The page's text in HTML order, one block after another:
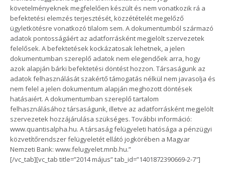
követelményeknek megfelelően készült és nem vonatkozik rá a
befektetési elemzés terjesztését, közzétételét megelőző
ügyletkötésre vonatkozó tilalom sem. A dokumentumból származó
adatok pontosságáért az adatforrásként megjelölt szervezetek
felelősek. A befektetések kockázatosak lehetnek, a jelen
dokumentumban szereplő adatok nem elegendőek arra, hogy
azok alapján bárki befektetési döntést hozzon. Társaságunk az
adatok felhasználását szakértő támogatás nélkül nem javasolja és
nem felel a jelen dokumentum alapján meghozott döntések
hatásaiért. A dokumentumban szereplő tartalom
felhasználásához társaságunk, illetve az adatforrásként megjelölt
szervezetek hozzájárulása szükséges. További információ:
www.quantisalpha.hu. A társaság felügyeleti hatósága a pénzügyi
közvetítőrendszer felügyeletét ellátó jogkörében a Magyar
Nemzeti Bank: www.felugyelet.mnb.hu.”
[/vc_tab][vc_tab title=”2014 május” tab_id=”1401872390669-2-7″]